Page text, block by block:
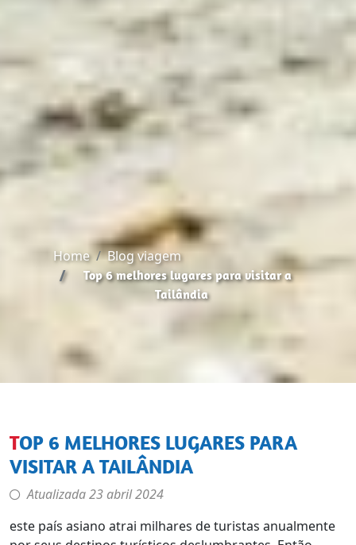
Home Blog viagem
Top 6 melhores lugares para visitar a
Tailândia
TOP 6 MELHORES LUGARES PARA
VISITAR A TAILÂNDIA
Atualizada23 abril 2024
este país asiano atrai milhares de turistas anualmente